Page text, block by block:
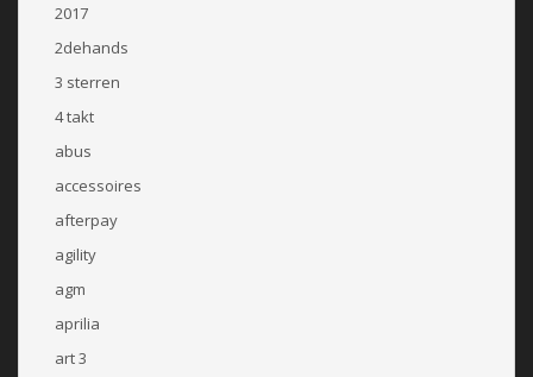
2017
2dehands
3 sterren
4 takt
abus
accessoires
afterpay
agility
agm
aprilia
art 3